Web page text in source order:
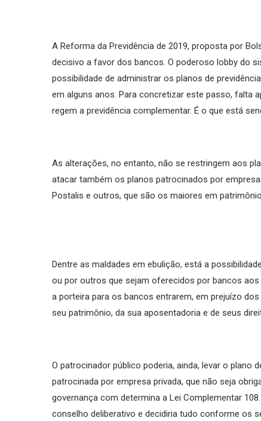
A Reforma da Previdência de 2019, proposta por
decisivo a favor dos bancos. O poderoso lobby do
possibilidade de administrar os planos de
em alguns anos. Para concretizar este passo, falta
regem a previdência complementar. É o que está
As alterações, no entanto, não se restringem aos
atacar também os planos patrocinados por
Postalis e outros, que são os maiores em
Dentre as maldades em ebulição, está a
ou por outros que sejam oferecidos por bancos
a porteira para os bancos entrarem, em prejuízo
seu patrimônio, da sua aposentadoria e de seus
O patrocinador público poderia, ainda, levar o plano
patrocinada por empresa privada, que não seja
governança com determina a Lei Complementar
conselho deliberativo e decidiria tudo conforme os